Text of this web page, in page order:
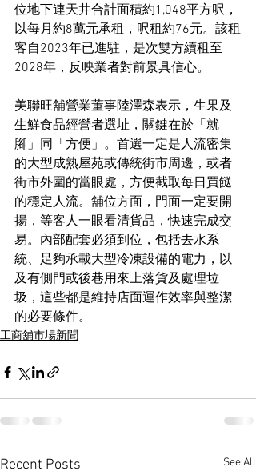
位地下連天井合計面積約1,048平方呎，
以每月約8萬元承租，呎租約76元。該租
客自2023年已進駐，是次雙方續租至
2028年，反映業者對前景具信心。
美聯旺舖營業董事陸澤森表示，生果及
生鮮食品經營者選址，關鍵在於「就
腳」同「方便」。首選一定是人流密集
的大型成熟屋苑或傳統街市周邊，或者
街市外圍的當眼處，方便截取每日買餸
的穩定人流。舖位方面，門面一定要開
揚，等客人一眼看清貨品，快速完成交
易。內部配套必須到位，包括去水系
統、足夠承載大型冷凍設備的電力，以
及有側門或後巷用來上落貨及處理垃
圾，這些都是維持店面運作效率與整潔
的必要條件。
工商舖市場新聞
Recent Posts See All